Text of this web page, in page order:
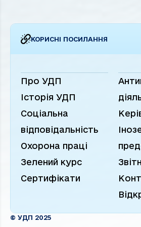
КОРИСНІ ПОСИЛАННЯ
Про УДП
Історія УДП
Соціальна
відповідальність
Охорона праці
Зелений курс
Сертифікати
© УДП 2025